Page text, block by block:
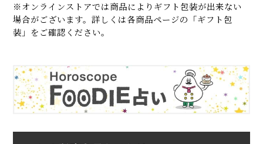
※オンラインストアでは商品によりギフト包装が出来ない
場合がございます。詳しくは各商品ページの「ギフト包
装」をご確認ください。